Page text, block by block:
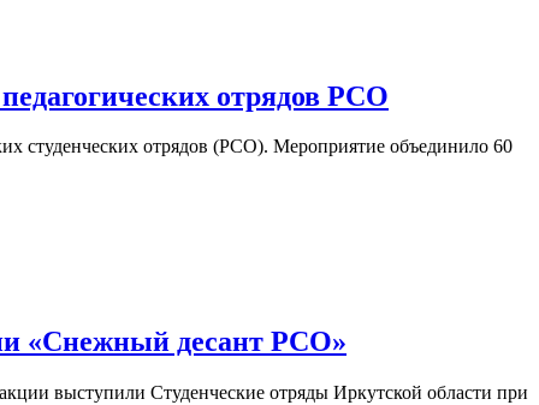
отрядов РСО
студенческих отрядов (РСО). Мероприятие объединило 60
«Снежный десант РСО»
выступили Студенческие отряды Иркутской области при